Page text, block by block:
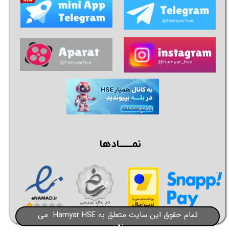
تمام حقوق این سایت متعلق به Hamyar HSE می
باشد​​​​​​​
نمــــــادها